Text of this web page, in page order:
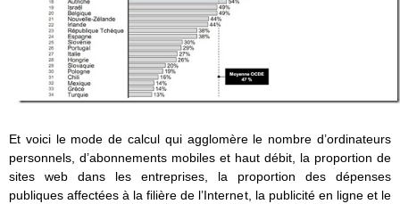
Et voici le mode de calcul qui agglomère le nombre d’ordinateurs
personnels, d’abonnements mobiles et haut débit, la proportion de
sites web dans les entreprises, la proportion des dépenses
publiques affectées à la filière de l’Internet, la publicité en ligne et le